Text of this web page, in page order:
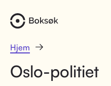
Hjem
Oslo-politiet